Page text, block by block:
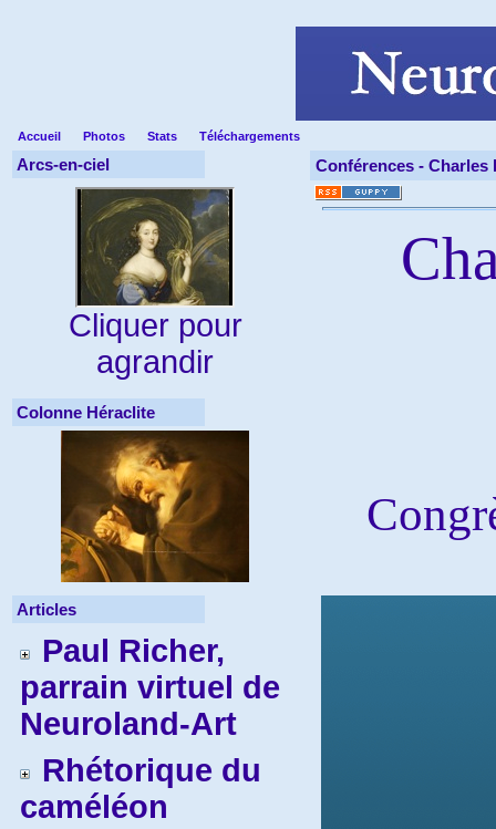
Accueil Photos Stats Téléchargements
Arcs-en-ciel
Cliquer pour
agrandir
Colonne Héraclite
Articles
Paul Richer,
parrain virtuel de
Neuroland-Art
Rhétorique du
caméléon
Conférences - Charles